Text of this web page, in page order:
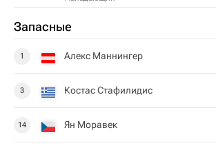
Запасные
1 Алекс Маннингер
3 Костас Стафилидис
14 Ян Моравек